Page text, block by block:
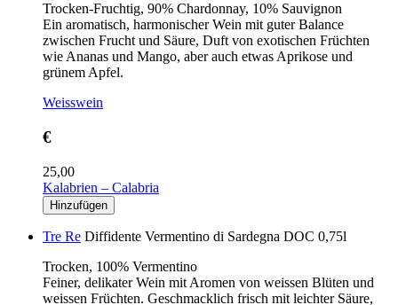
Trocken-Fruchtig, 90% Chardonnay, 10% Sauvignon
Ein aromatisch, harmonischer Wein mit guter Balance
zwischen Frucht und Säure, Duft von exotischen Früchten
wie Ananas und Mango, aber auch etwas Aprikose und
grünem Apfel.
Weisswein
€
25,00
Kalabrien – Calabria
Tre Re Diffidente Vermentino di Sardegna DOC 0,75l
Trocken, 100% Vermentino
Feiner, delikater Wein mit Aromen von weissen Blüten und
weissen Früchten. Geschmacklich frisch mit leichter Säure,